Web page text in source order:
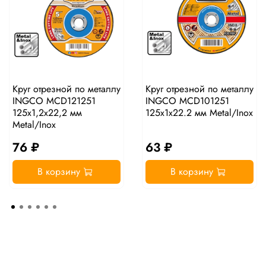
Круг отрезной по металлу
INGCO MCD121251
125х1,2х22,2 мм
Metal/Inox
76 ₽
В корзину
Круг отрезной по металлу
INGCO MCD101251
125x1x22.2 мм Metal/Inox
63 ₽
В корзину